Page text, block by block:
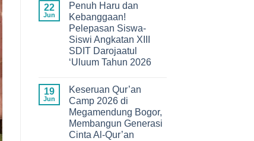
on
Bukan
Sekadar
Pengenalan
Sekolah!
Ini
Keseruan
MPLS
Ramah
SMPIT
Darojaatul
Uluum
yang
Penuh
22
Jun
Penuh Haru dan
Kebanggaan!
Pelepasan Siswa-
Siswi Angkatan XIII
SDIT Darojaatul
‘Uluum Tahun 2026
on
Penuh
Haru
dan
Kebanggaan!
Pelepasan
Siswa-
19
Jun
Keseruan Qur’an
Camp 2026 di
Megamendung Bogor,
Membangun Generasi
Cinta Al-Qur’an